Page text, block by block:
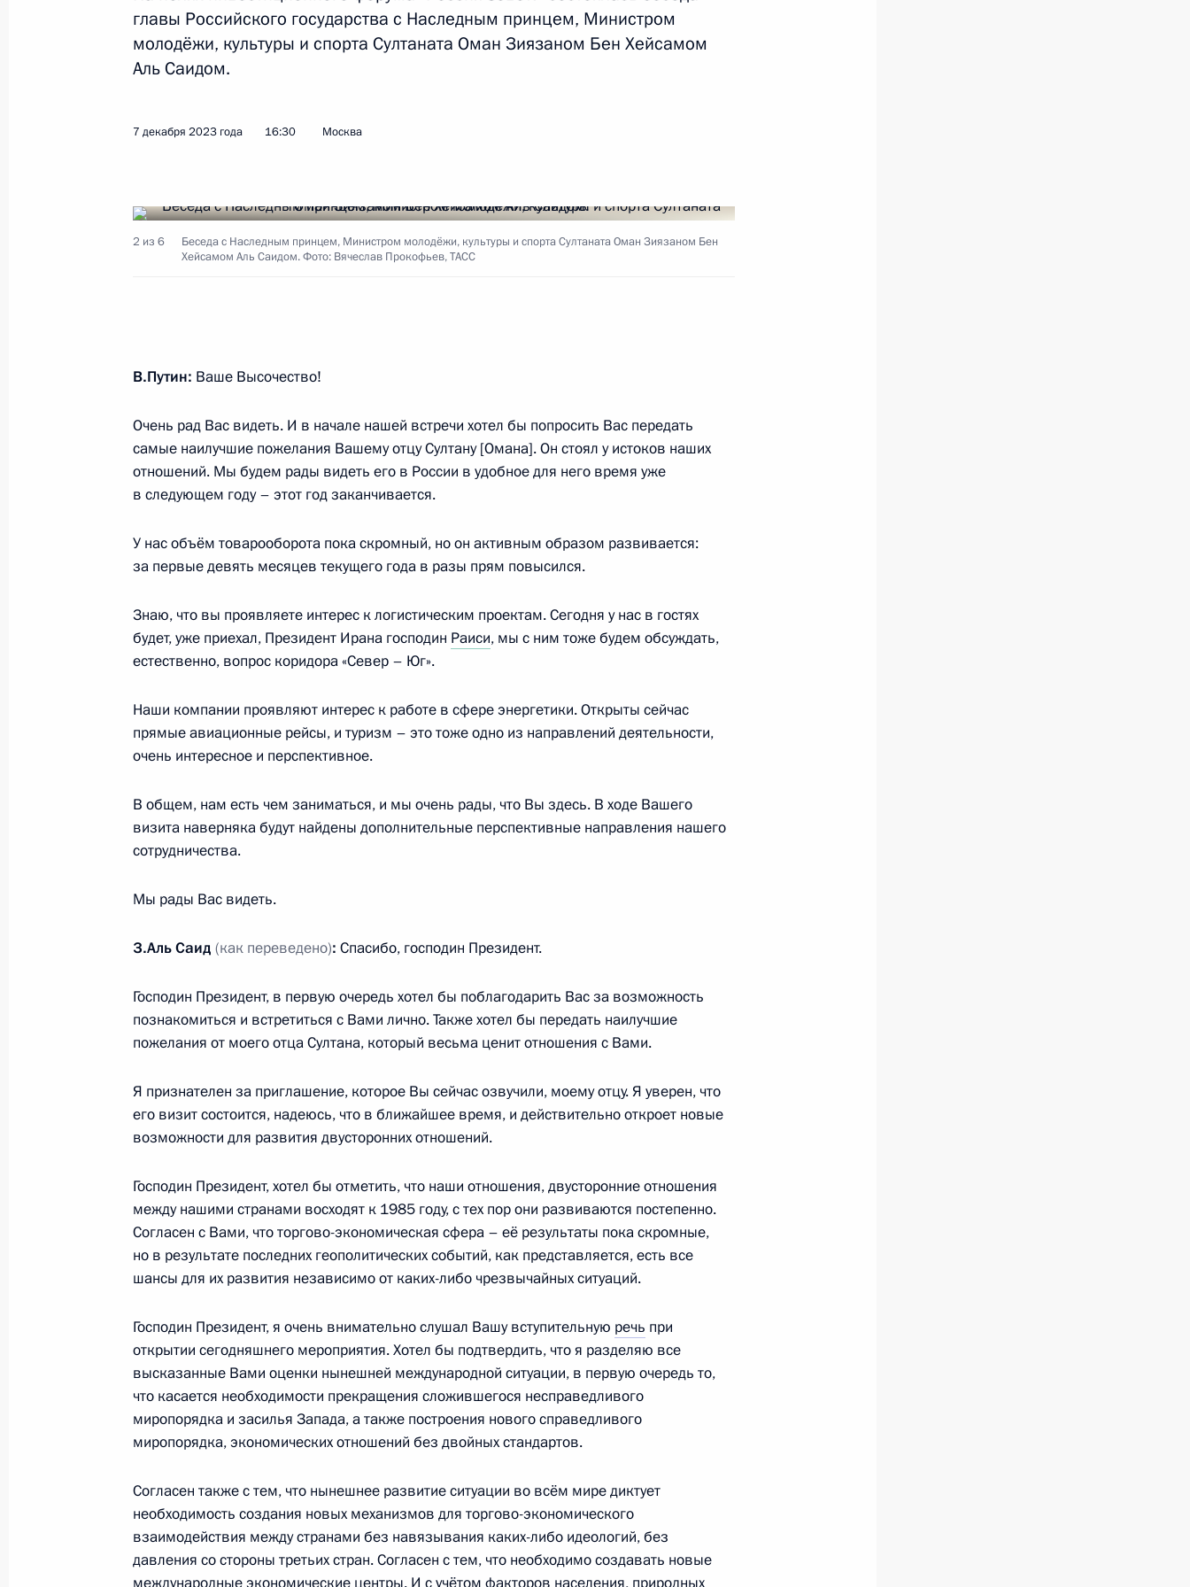
22 апреля 2025 года, 16:50
Омана Хейсамом Бен Тареком Аль Саидом
Подписан закон о ратификации Соглашения и Протокола между
Россией и Оманом об устранении двойного налогообложения
Беседа с Наследным принцем, Министром молодёжи, культуры
7 декабря 2023 года, 16:30
послов иностранных государств
5 апреля 2023 года, 15:45
Телефонный разговор с Султаном Омана Хейсамом Бен Тареком
Аль Саидом
23 марта 2023 года, 12:25
24 января 2013 года, 12:30
Церемония вручения верительных грамот послами иностранных
5 февраля 2010 года, 14:00
Владимир Путин принял верительные грамоты послов ряда
иностранных государств
13 апреля 2007 года, 13:30
Встреча с военнослужащими Военно-Морского Флота
26 июля 2026 года
Разделы сайта
Президента
России
События
Видео и фото
Документы
Контакты
Поиск
Информационные
ресурсы
Президента России
Президент России
Конституция России
Государственная
Обратиться к Президенту
Президент России —
Официальные
сетевые ресурсы
Президента России
MAX
Rutube
Telegram-канал
YouTube
Правовая и
техническая
информация
информации сайта
О персональных
Написать в редакцию
главы Российского государства с Наследным принцем, Министром
молодёжи, культуры и спорта Султаната Оман Зиязаном Бен Хейсамом
Аль Саидом.
7 декабря 2023 года 16:30 Москва
2 из 6
Беседа с Наследным принцем, Министром молодёжи, культуры и спорта Султаната Оман Зиязаном Бен
Хейсамом Аль Саидом. Фото: Вячеслав Прокофьев, ТАСС
В.Путин: Ваше Высочество!
Очень рад Вас видеть. И в начале нашей встречи хотел бы попросить Вас передать
самые наилучшие пожелания Вашему отцу Султану [Омана]. Он стоял у истоков наших
отношений. Мы будем рады видеть его в России в удобное для него время уже
в следующем году – этот год заканчивается.
У нас объём товарооборота пока скромный, но он активным образом развивается:
за первые девять месяцев текущего года в разы прям повысился.
Знаю, что вы проявляете интерес к логистическим проектам. Сегодня у нас в гостях
будет, уже приехал, Президент Ирана господин Раиси, мы с ним тоже будем обсуждать,
естественно, вопрос коридора «Север – Юг».
Наши компании проявляют интерес к работе в сфере энергетики. Открыты сейчас
прямые авиационные рейсы, и туризм – это тоже одно из направлений деятельности,
очень интересное и перспективное.
В общем, нам есть чем заниматься, и мы очень рады, что Вы здесь. В ходе Вашего
визита наверняка будут найдены дополнительные перспективные направления нашего
сотрудничества.
Мы рады Вас видеть.
З.Аль Саид (как переведено): Спасибо, господин Президент.
Господин Президент, в первую очередь хотел бы поблагодарить Вас за возможность
познакомиться и встретиться с Вами лично. Также хотел бы передать наилучшие
пожелания от моего отца Султана, который весьма ценит отношения с Вами.
Я признателен за приглашение, которое Вы сейчас озвучили, моему отцу. Я уверен, что
его визит состоится, надеюсь, что в ближайшее время, и действительно откроет новые
возможности для развития двусторонних отношений.
Господин Президент, хотел бы отметить, что наши отношения, двусторонние отношения
между нашими странами восходят к 1985 году, с тех пор они развиваются постепенно.
Согласен с Вами, что торгово-экономическая сфера – её результаты пока скромные,
но в результате последних геополитических событий, как представляется, есть все
шансы для их развития независимо от каких-либо чрезвычайных ситуаций.
Господин Президент, я очень внимательно слушал Вашу вступительную речь при
открытии сегодняшнего мероприятия. Хотел бы подтвердить, что я разделяю все
высказанные Вами оценки нынешней международной ситуации, в первую очередь то,
что касается необходимости прекращения сложившегося несправедливого
миропорядка и засилья Запада, а также построения нового справедливого
миропорядка, экономических отношений без двойных стандартов.
Согласен также с тем, что нынешнее развитие ситуации во всём мире диктует
необходимость создания новых механизмов для торгово-экономического
взаимодействия между странами без навязывания каких-либо идеологий, без
давления со стороны третьих стран. Согласен с тем, что необходимо создавать новые